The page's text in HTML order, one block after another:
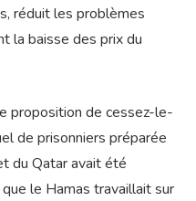
réduit les problèmes
la baisse des prix du
proposition de cessez-le-
de prisonniers préparée
du Qatar avait été
le Hamas travaillait sur